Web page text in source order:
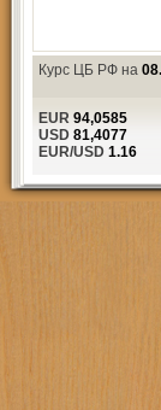
Курс ЦБ РФ на
EUR 94,0585
USD 81,4077
EUR/USD 1.16